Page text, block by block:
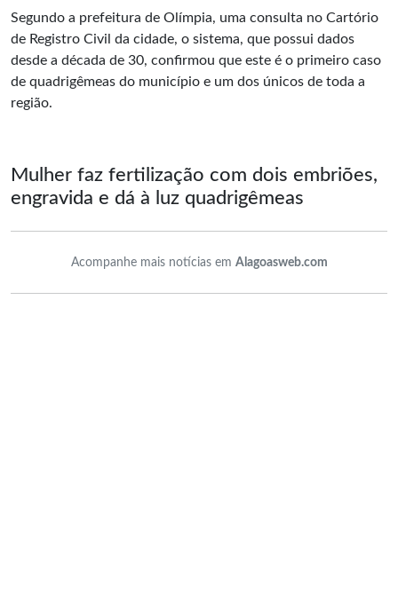
Segundo a prefeitura de Olímpia, uma consulta no Cartório
de Registro Civil da cidade, o sistema, que possui dados
desde a década de 30, confirmou que este é o primeiro caso
de quadrigêmeas do município e um dos únicos de toda a
região.
Mulher faz fertilização com dois embriões,
engravida e dá à luz quadrigêmeas
Acompanhe mais notícias em Alagoasweb.com